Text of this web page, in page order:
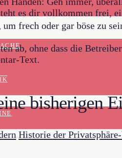
es dir vollkommen frei,
frech oder gar böse zu
ab, ohne dass die
Text.
bisherigen
Historie der